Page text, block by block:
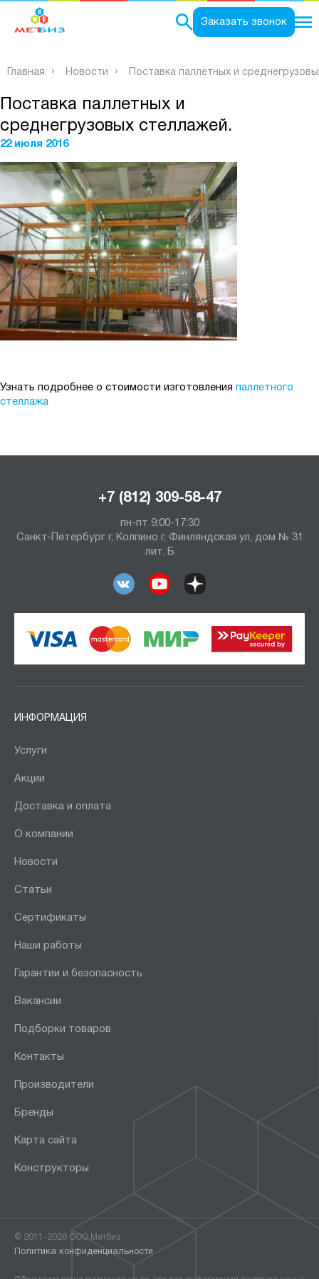
Заказать звонок
Главная Новости Поставка паллетных и
Поставка паллетных и
среднегрузовых стеллажей.
22 июля 2016
Узнать подробнее о стоимости изготовления паллетного
стеллажа
+7 (812) 309-58-47
пн-пт 9:00-17:30
Санкт-Петербург г, Колпино г, Финляндская ул, дом № 31
лит. Б
ИНФОРМАЦИЯ
Услуги
Акции
Доставка и оплата
О компании
Новости
Статьи
Сертификаты
Наши работы
Гарантии и безопасность
Вакансии
Подборки товаров
Контакты
Производители
Бренды
Карта сайта
Конструкторы
© 2011-2026 ООО Метбиз
Политика конфиденциальности